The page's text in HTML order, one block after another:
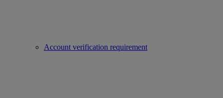
Account verification requirement